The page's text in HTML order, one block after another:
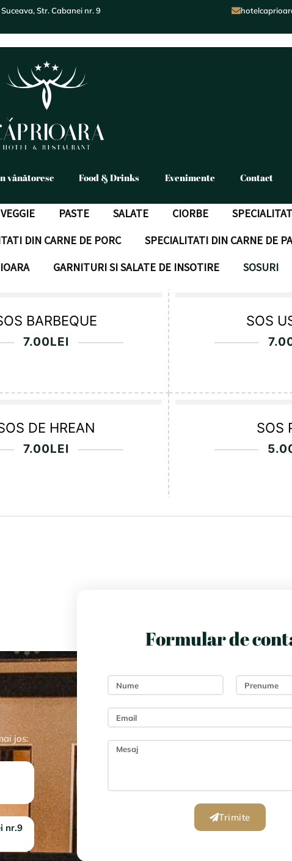
Suceava, Str. Cabanei nr. 9
vânătoresc Food & Drinks Evenimente Contact
VEGGIE PASTE SALATE CIORBE
DIN CARNE DE PORC
SPECIALITATI DIN CARNE DE
GARNITURI SI SALATE DE INSOTIRE SOSURI
BARBEQUE
7.00LEI
SOS
DE HREAN
7.00LEI
SOS
jos:
nr.9
Formular de
Trimite